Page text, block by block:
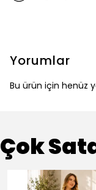
Yorumlar
Bu ürün için henüz
Çok